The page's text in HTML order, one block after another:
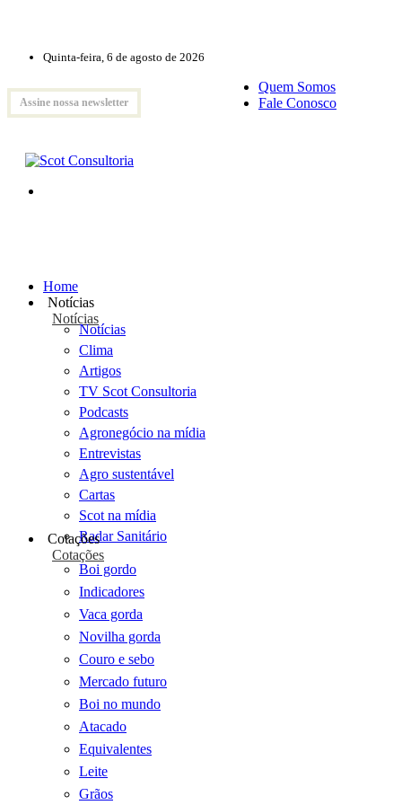
Quinta-feira, 6 de agosto de 2026
Assine nossa newsletter
Quem Somos
Fale Conosco
Home
Notícias
Notícias
Notícias
Clima
Artigos
TV Scot Consultoria
Podcasts
Agronegócio na mídia
Entrevistas
Agro sustentável
Cartas
Scot na mídia
Radar Sanitário
Cotações
Cotações
Boi gordo
Indicadores
Vaca gorda
Novilha gorda
Couro e sebo
Mercado futuro
Boi no mundo
Atacado
Equivalentes
Leite
Grãos